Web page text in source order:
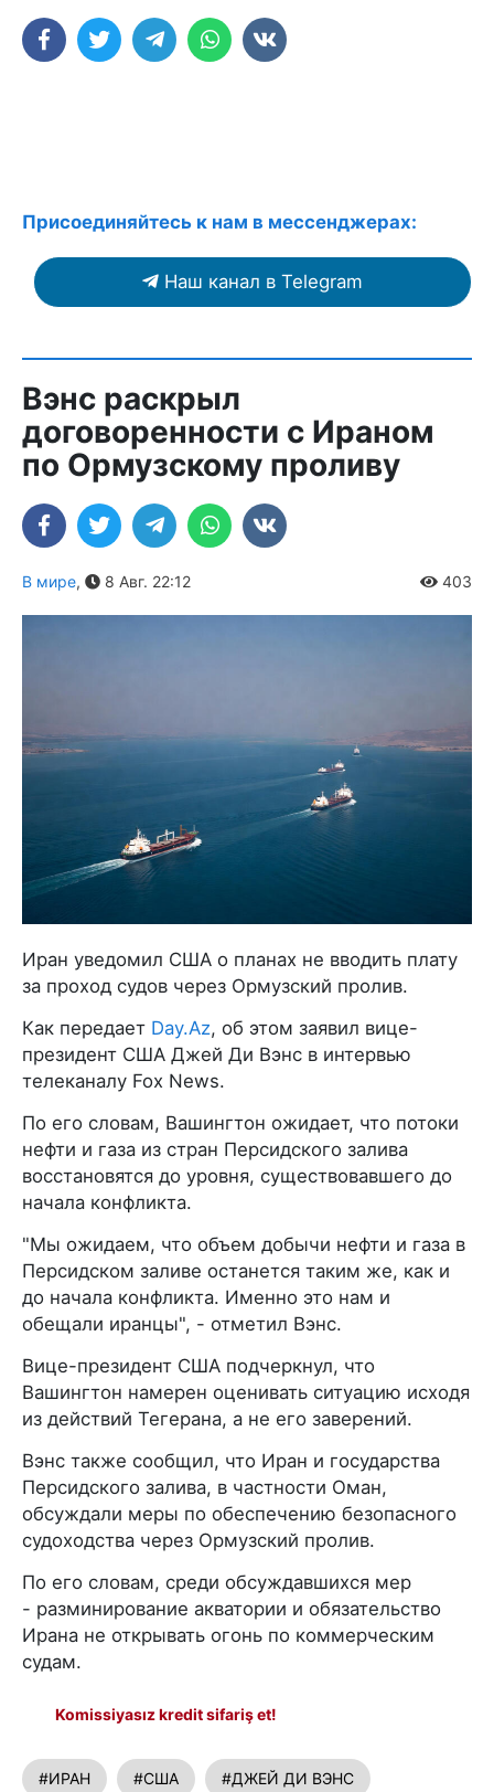
Присоединяйтесь к нам в мессенджерах:
Наш канал в Telegram
Вэнс раскрыл
договоренности с Ираном
по Ормузскому проливу
В мире, 8 Авг. 22:12 403
Иран уведомил США о планах не вводить плату
за проход судов через Ормузский пролив.
Как передает Day.Az, об этом заявил вице-
президент США Джей Ди Вэнс в интервью
телеканалу Fox News.
По его словам, Вашингтон ожидает, что потоки
нефти и газа из стран Персидского залива
восстановятся до уровня, существовавшего до
начала конфликта.
"Мы ожидаем, что объем добычи нефти и газа в
Персидском заливе останется таким же, как и
до начала конфликта. Именно это нам и
обещали иранцы", - отметил Вэнс.
Вице-президент США подчеркнул, что
Вашингтон намерен оценивать ситуацию исходя
из действий Тегерана, а не его заверений.
Вэнс также сообщил, что Иран и государства
Персидского залива, в частности Оман,
обсуждали меры по обеспечению безопасного
судоходства через Ормузский пролив.
По его словам, среди обсуждавшихся мер
- разминирование акватории и обязательство
Ирана не открывать огонь по коммерческим
судам.
Komissiyasız kredit sifariş et!
#ИРАН #США #ДЖЕЙ ДИ ВЭНС